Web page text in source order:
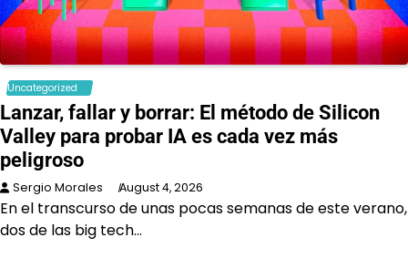
Uncategorized
Lanzar, fallar y borrar: El método de Silicon
Valley para probar IA es cada vez más
peligroso
Sergio Morales August 4, 2026
En el transcurso de unas pocas semanas de este verano,
dos de las big tech…